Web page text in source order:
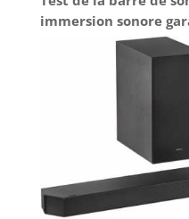
immersion sonore